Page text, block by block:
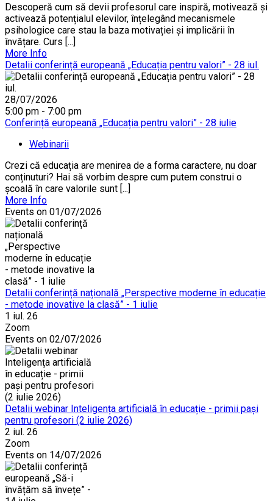
Descoperă cum să devii profesorul care inspiră, motivează și
activează potențialul elevilor, înțelegând mecanismele
psihologice care stau la baza motivației și implicării în
învățare. Curs [...]
More Info
Detalii conferință europeană „Educația pentru valori” - 28 iul.
28/07/2026
5:00 pm - 7:00 pm
Conferință europeană „Educația pentru valori” - 28 iulie
Webinarii
Crezi că educația are menirea de a forma caractere, nu doar
conținuturi? Hai să vorbim despre cum putem construi o
școală în care valorile sunt [...]
More Info
Events on 01/07/2026
Detalii conferință națională „Perspective moderne în educație
- metode inovative la clasă” - 1 iulie
1 iul. 26
Zoom
Events on 02/07/2026
Detalii webinar Inteligența artificială în educație - primii pași
pentru profesori (2 iulie 2026)
2 iul. 26
Zoom
Events on 14/07/2026